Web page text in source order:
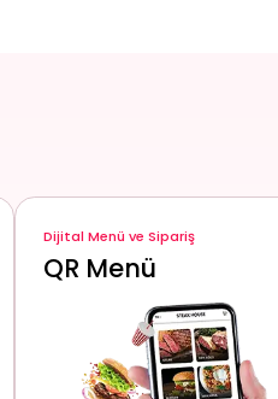
Dijital Menü ve Sipariş
QR Menü